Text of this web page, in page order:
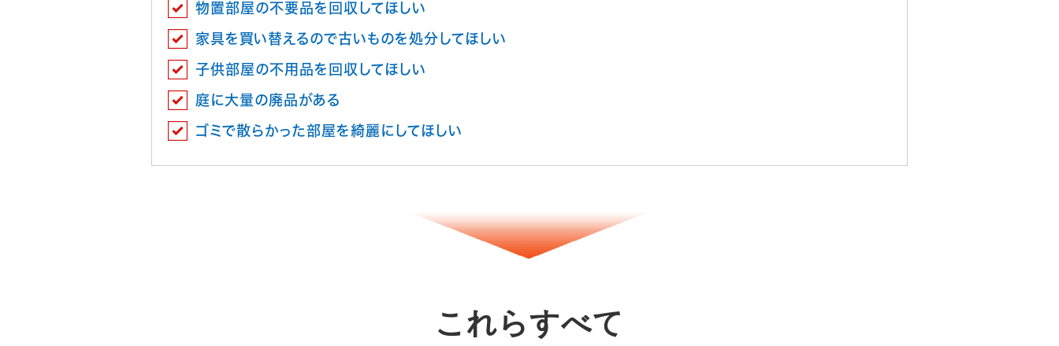
物置部屋の不要品を回収してほしい
家具を買い替えるので古いものを処分してほしい
子供部屋の不用品を回収してほしい
庭に大量の廃品がある
ゴミで散らかった部屋を綺麗にしてほしい
これらすべて